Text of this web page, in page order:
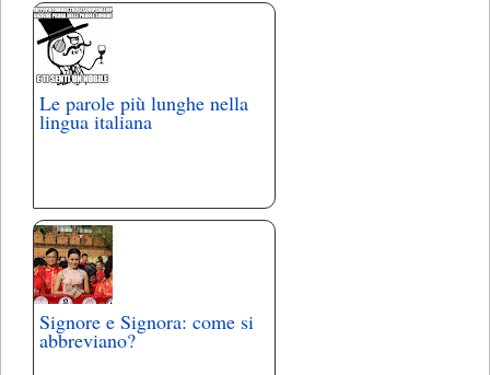
Le parole più lunghe nella
lingua italiana
Signore e Signora: come si
abbreviano?